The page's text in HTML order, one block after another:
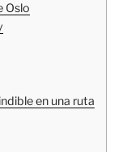
Oslo
en una ruta